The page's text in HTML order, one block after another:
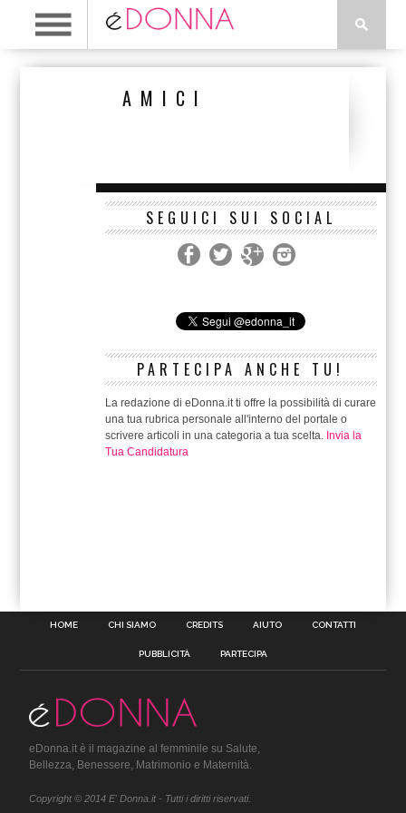
AMICI
SEGUICI SUI SOCIAL
PARTECIPA ANCHE TU!
La redazione di eDonna.it ti offre la possibilità di curare
una tua rubrica personale all'interno del portale o
scrivere articoli in una categoria a tua scelta. Invia la
Tua Candidatura
HOME CHI SIAMO CREDITS AIUTO CONTATTI
PUBBLICITÀ PARTECIPA
eDonna.it è il magazine al femminile su Salute,
Bellezza, Benessere, Matrimonio e Maternità.
Copyright © 2014 E' Donna.it - Tutti i diritti riservati.